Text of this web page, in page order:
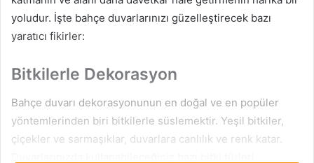
yoludur. İşte bahçe duvarlarınızı güzelleştirecek bazı
yaratıcı fikirler:
Bitkilerle Dekorasyon
Bahçe duvarı dekorasyonunun en doğal ve en popüler
yöntemlerinden biri bitkilerle süslemektir. Yeşil bitkiler,
çiçekler ve sarmaşıklar, duvarlara canlılık ve renk katar.